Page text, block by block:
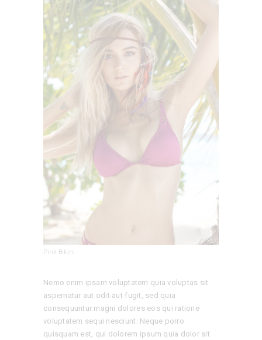
Pink Bikini
Nemo enim ipsam voluptatem quia voluptas sit
aspernatur aut odit aut fugit, sed quia
consequuntur magni dolores eos qui ratione
voluptatem sequi nesciunt. Neque porro
quisquam est, qui dolorem ipsum quia dolor sit